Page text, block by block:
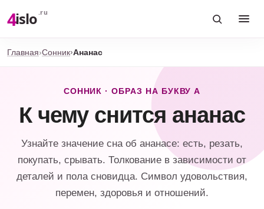
4islo .ru
Главная Сонник Ананас
СОННИК · ОБРАЗ НА БУКВУ А
К чему снится ананас
Узнайте значение сна об ананасе: есть, резать,
покупать, срывать. Толкование в зависимости от
деталей и пола сновидца. Символ удовольствия,
перемен, здоровья и отношений.